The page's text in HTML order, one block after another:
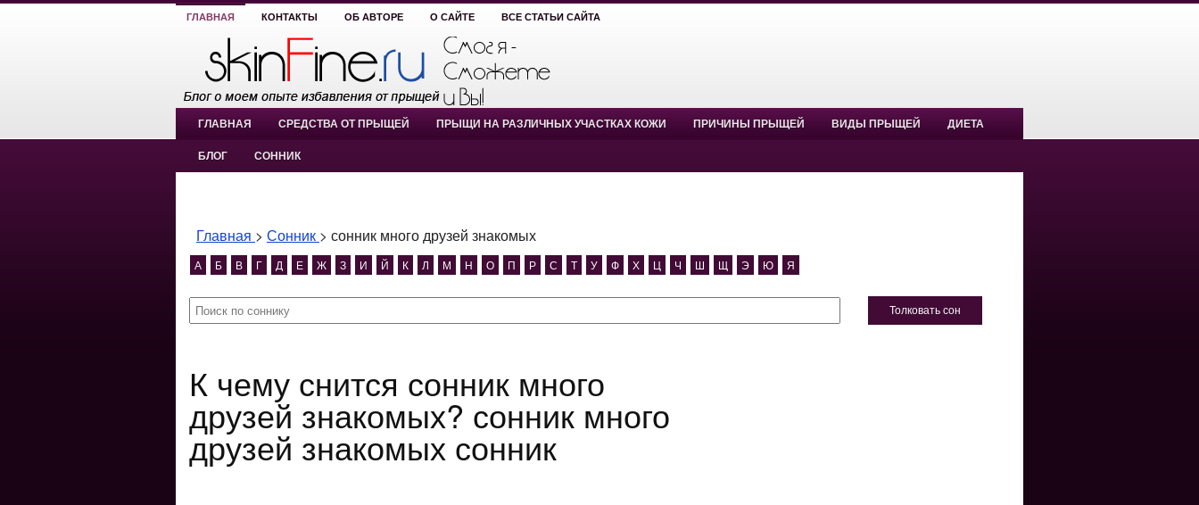
ГЛАВНАЯ КОНТАКТЫ ОБ АВТОРЕ О САЙТЕ ВСЕ СТАТЬИ САЙТА
ГЛАВНАЯ СРЕДСТВА ОТ ПРЫЩЕЙ ПРЫЩИ НА РАЗЛИЧНЫХ УЧАСТКАХ КОЖИ ПРИЧИНЫ ПРЫЩЕЙ ВИДЫ ПРЫЩЕЙ ДИЕТА
БЛОГ СОННИК
Главная > Сонник > сонник много друзей знакомых
А Б В Г Д Е Ж З И Й К Л М Н О П Р С Т У Ф Х Ц Ч Ш Щ Э Ю Я
Толковать сон
К чему снится сонник много
друзей знакомых? сонник много
друзей знакомых сонник